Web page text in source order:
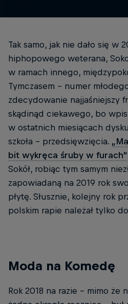
Tak samo, jak nie dało się w
hiphopowego weterana,
w ramach innego,
Tymczasem – numer
zdecydowanie najjaśniejszy
skądinąd ciekawego, bo
w ostatnich miesiącach
szkoła – przedsięwzięcia.
bit wykręca śruby w furach”
Sokół, robiąc tym samym
zapowiadaną na 2019 rok
płytę. Słusznie, kolejny rok
polskim rapie należał tylko
Moda na Komedę
Rok 2018 na razie – mimo że